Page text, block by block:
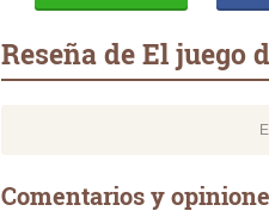
Reseña de El juego
Comentarios y